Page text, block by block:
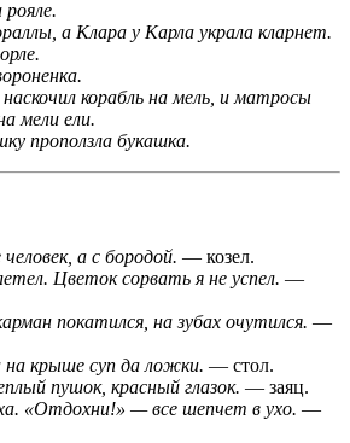
а Клара у Карла украла кларнет.
наскочил корабль на мель, и матросы
мели ели.
проползла букашка.
а с бородой. — козел.
Цветок сорвать я не успел. —
покатился, на зубах очутился. —
крыше суп да ложки. — стол.
пушок, красный глазок. — заяц.
«Отдохни!» — все шепчет в ухо. —